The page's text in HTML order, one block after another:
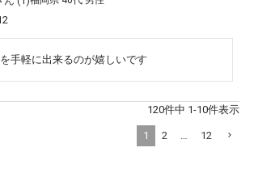
手軽に出来るのが嬉しいです
120件中 1-10件表示
1 2 12